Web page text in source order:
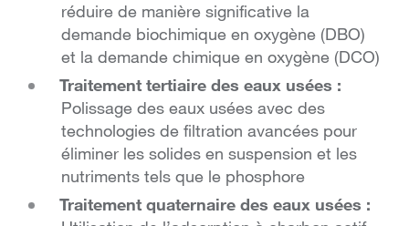
réduire de manière significative la
demande biochimique en oxygène (DBO)
et la demande chimique en oxygène (DCO)
Traitement tertiaire des eaux usées :
Polissage des eaux usées avec des
technologies de filtration avancées pour
éliminer les solides en suspension et les
nutriments tels que le phosphore
Traitement quaternaire des eaux usées :